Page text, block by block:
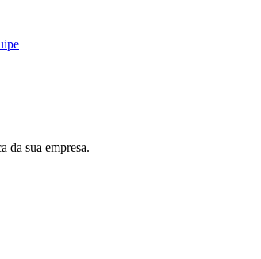
da sua empresa.